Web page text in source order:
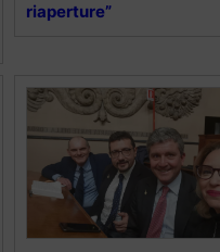
riaperture”